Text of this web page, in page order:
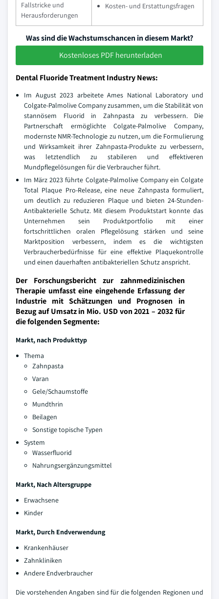
Fallstricke und
Herausforderungen
Kosten- und Erstattungsfragen
Was sind die Wachstumschancen in diesem Markt?
Kostenloses PDF herunterladen
Dental Fluoride Treatment Industry News:
Im August 2023 arbeitete Ames National Laboratory und
Colgate-Palmolive Company zusammen, um die Stabilität von
stannösem Fluorid in Zahnpasta zu verbessern. Die
Partnerschaft ermöglichte Colgate-Palmolive Company,
modernste NMR-Technologie zu nutzen, um die Formulierung
und Wirksamkeit ihrer Zahnpasta-Produkte zu verbessern,
was letztendlich zu stabileren und effektiveren
Mundpflegelösungen für die Verbraucher führt.
Im März 2023 führte Colgate-Palmolive Company ein Colgate
Total Plaque Pro-Release, eine neue Zahnpasta formuliert,
um deutlich zu reduzieren Plaque und bieten 24-Stunden-
Antibakterielle Schutz. Mit diesem Produktstart konnte das
Unternehmen sein Produktportfolio mit einer
fortschrittlichen oralen Pflegelösung stärken und seine
Marktposition verbessern, indem es die wichtigsten
Verbraucherbedürfnisse für eine effektive Plaquekontrolle
und einen dauerhaften antibakteriellen Schutz anspricht.
Der Forschungsbericht zur zahnmedizinischen
Therapie umfasst eine eingehende Erfassung der
Industrie mit Schätzungen und Prognosen in
Bezug auf Umsatz in Mio. USD von 2021 – 2032 für
die folgenden Segmente:
Markt, nach Produkttyp
Thema
Zahnpasta
Varan
Gele/Schaumstoffe
Mundthrin
Beilagen
Sonstige topische Typen
System
Wasserfluorid
Nahrungsergänzungsmittel
Markt, Nach Altersgruppe
Erwachsene
Kinder
Markt, Durch Endverwendung
Krankenhäuser
Zahnkliniken
Andere Endverbraucher
Die vorstehenden Angaben sind für die folgenden Regionen und